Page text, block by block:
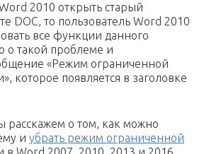
2010 открыть старый
DOC, то пользователь Word 2010
все функции данного
о такой проблеме и
«Режим ограниченной
которое появляется в заголовке
расскажем о том, как можно
и убрать режим ограниченной